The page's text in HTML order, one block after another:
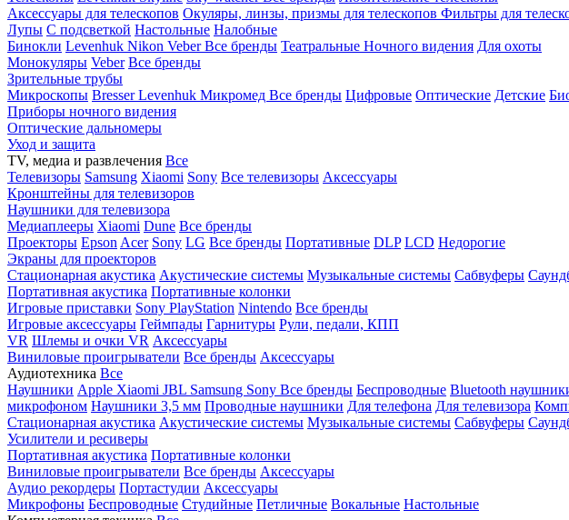
Аксессуары для телескопов Окуляры, линзы, призмы для телескопов Фильтры для
Лупы С подсветкой Настольные Налобные
Бинокли Levenhuk Nikon VeberВсе бренды Театральные Ночного видения Для охоты
Монокуляры Veber Все бренды
Зрительные трубы
Микроскопы BresserLevenhuk Микромед Все бренды Цифровые Оптические Детские
Приборы ночного видения
Оптические дальномеры
Уход и защита
TV, медиа и развлечения Все
Телевизоры Samsung Xiaomi Sony Все телевизоры Аксессуары
Кронштейны для телевизоров
Наушники для телевизора
Медиаплееры Xiaomi Dune Все бренды
Проекторы Epson Acer Sony LG Все бренды Портативные DLP LCD Недорогие
Экраны для проекторов
Стационарная акустика Акустические системы Музыкальные системы Сабвуферы
Портативная акустика Портативные колонки
Игровые приставки Sony PlayStation Nintendo Все бренды
Игровые аксессуары Геймпады Гарнитуры Рули, педали, КПП
VR Шлемы и очки VR Аксессуары
Виниловые проигрыватели Все бренды Аксессуары
Аудиотехника Все
Наушники Apple Xiaomi JBL Samsung Sony Все бренды Беспроводные Bluetooth
микрофоном Наушники 3,5 мм Проводные наушники Для телефона Для телевизора
Стационарная акустика Акустические системы Музыкальные системы Сабвуферы
Усилители и ресиверы
Портативная акустика Портативные колонки
Виниловые проигрыватели Все бренды Аксессуары
Аудио рекордеры Портастудии Аксессуары
Микрофоны Беспроводные Студийные Петличные Вокальные Настольные